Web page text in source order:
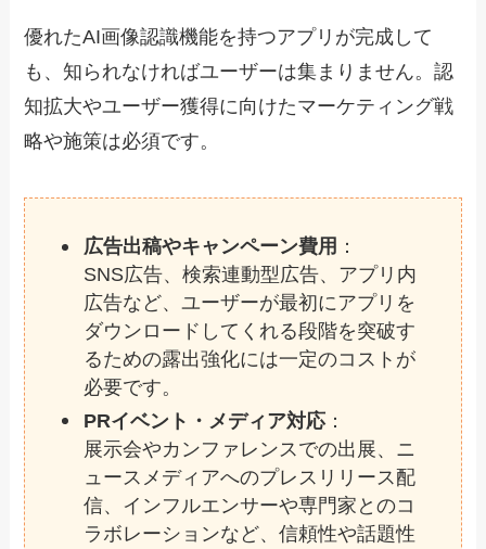
優れたAI画像認識機能を持つアプリが完成して
も、知られなければユーザーは集まりません。認
知拡大やユーザー獲得に向けたマーケティング戦
略や施策は必須です。
広告出稿やキャンペーン費用 ：
SNS広告、検索連動型広告、アプリ内
広告など、ユーザーが最初にアプリを
ダウンロードしてくれる段階を突破す
るための露出強化には一定のコストが
必要です。
PRイベント・メディア対応：
展示会やカンファレンスでの出展、ニ
ュースメディアへのプレスリリース配
信、インフルエンサーや専門家とのコ
ラボレーションなど、信頼性や話題性